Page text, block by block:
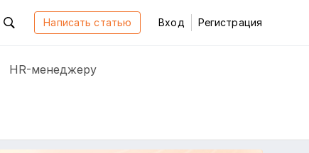
Написать статью Вход Регистрация
HR-менеджеру